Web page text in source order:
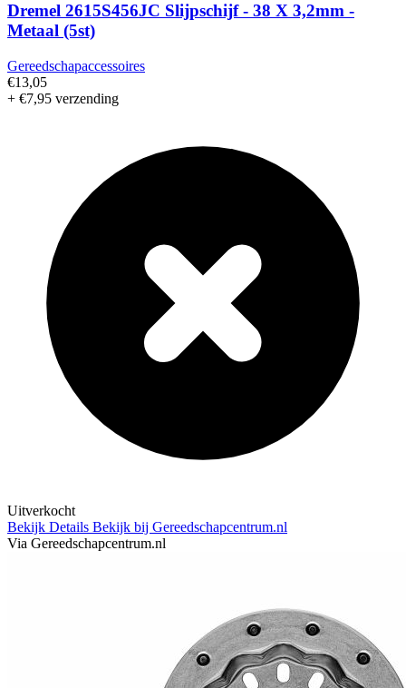
Dremel 2615S456JC Slijpschijf - 38 X 3,2mm -
Metaal (5st)
Gereedschapaccessoires
€13,05
+ €7,95 verzending
Uitverkocht
Bekijk Details Bekijk bij Gereedschapcentrum.nl
Via Gereedschapcentrum.nl